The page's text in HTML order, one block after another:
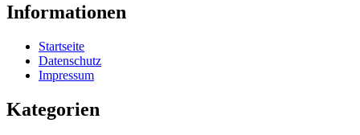
Informationen
Startseite
Datenschutz
Impressum
Kategorien